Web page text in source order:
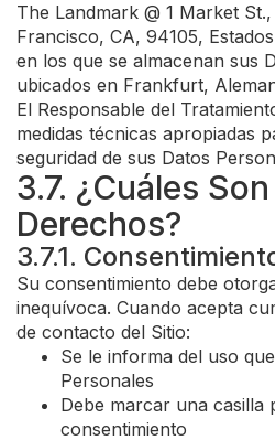
The Landmark @ 1 Market
Francisco, CA, 94105,
en los que se almacenan sus
ubicados en Frankfurt,
El Responsable del
medidas técnicas apropiadas
seguridad de sus Datos
3.7. ¿Cuáles
Derechos?
3.7.1.
Su consentimiento debe
inequívoca. Cuando acepta
de contacto del Sitio:
Se le informa del uso
Personales
Debe marcar una casilla
consentimiento